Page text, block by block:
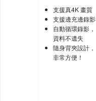
影機密錄器
支援真4K 畫質
支援邊充邊錄影
自動循環錄影，
資料不遺失
隨身背夾設計，
非常方便！